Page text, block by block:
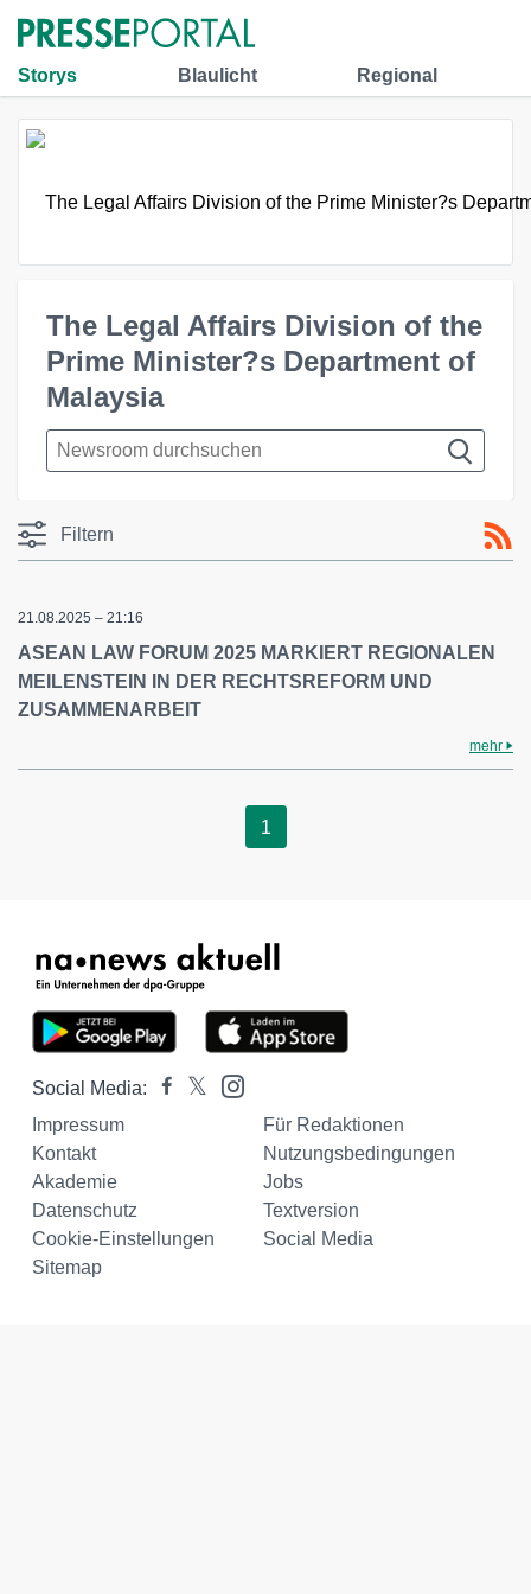
Storys Blaulicht Regional
The Legal Affairs Division of the
Prime Minister?s Department of
Malaysia
Filtern
21.08.2025 – 21:16
ASEAN LAW FORUM 2025 MARKIERT REGIONALEN
MEILENSTEIN IN DER RECHTSREFORM UND
ZUSAMMENARBEIT
mehr
1
Social Media:
Impressum
Für Redaktionen
Kontakt
Nutzungsbedingungen
Akademie
Jobs
Datenschutz
Textversion
Cookie-Einstellungen
Social Media
Sitemap